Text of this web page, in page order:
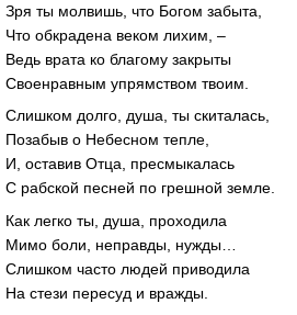
Зря ты молвишь, что Богом забыта,
Что обкрадена веком лихим, –
Ведь врата ко благому закрыты
Своенравным упрямством твоим.
Слишком долго, душа, ты скиталась,
Позабыв о Небесном тепле,
И, оставив Отца, пресмыкалась
С рабской песней по грешной земле.
Как легко ты, душа, проходила
Мимо боли, неправды, нужды…
Слишком часто людей приводила
На стези пересуд и вражды.